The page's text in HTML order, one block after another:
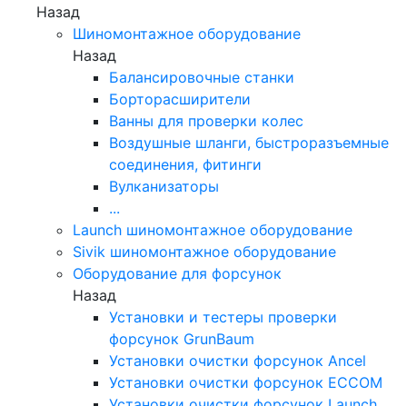
Назад
Шиномонтажное оборудование
Назад
Балансировочные станки
Борторасширители
Ванны для проверки колес
Воздушные шланги, быстроразъемные
соединения, фитинги
Вулканизаторы
...
Launch шиномонтажное оборудование
Sivik шиномонтажное оборудование
Оборудование для форсунок
Назад
Установки и тестеры проверки
форсунок GrunBaum
Установки очистки форсунок Ancel
Установки очистки форсунок ECCOM